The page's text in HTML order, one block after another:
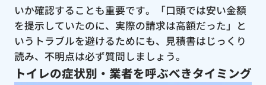
いか確認することも重要です。「口頭では安い金額
を提示していたのに、実際の請求は高額だった」と
いうトラブルを避けるためにも、見積書はじっくり
読み、不明点は必ず質問しましょう。
トイレの症状別・業者を呼ぶべきタイミング